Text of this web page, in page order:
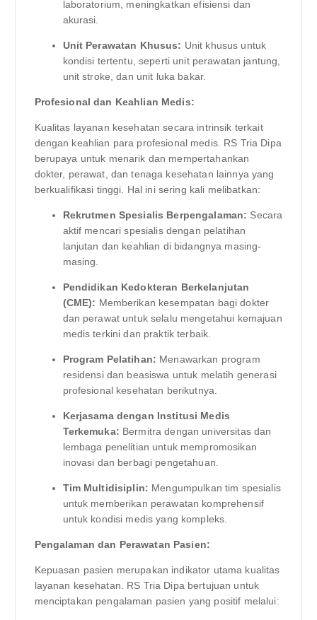
laboratorium, meningkatkan efisiensi dan
akurasi.
Unit Perawatan Khusus: Unit khusus untuk
kondisi tertentu, seperti unit perawatan jantung,
unit stroke, dan unit luka bakar.
Profesional dan Keahlian Medis:
Kualitas layanan kesehatan secara intrinsik terkait
dengan keahlian para profesional medis. RS Tria Dipa
berupaya untuk menarik dan mempertahankan
dokter, perawat, dan tenaga kesehatan lainnya yang
berkualifikasi tinggi. Hal ini sering kali melibatkan:
Rekrutmen Spesialis Berpengalaman: Secara
aktif mencari spesialis dengan pelatihan
lanjutan dan keahlian di bidangnya masing-
masing.
Pendidikan Kedokteran Berkelanjutan
(CME): Memberikan kesempatan bagi dokter
dan perawat untuk selalu mengetahui kemajuan
medis terkini dan praktik terbaik.
Program Pelatihan: Menawarkan program
residensi dan beasiswa untuk melatih generasi
profesional kesehatan berikutnya.
Kerjasama dengan Institusi Medis
Terkemuka: Bermitra dengan universitas dan
lembaga penelitian untuk mempromosikan
inovasi dan berbagi pengetahuan.
Tim Multidisiplin: Mengumpulkan tim spesialis
untuk memberikan perawatan komprehensif
untuk kondisi medis yang kompleks.
Pengalaman dan Perawatan Pasien:
Kepuasan pasien merupakan indikator utama kualitas
layanan kesehatan. RS Tria Dipa bertujuan untuk
menciptakan pengalaman pasien yang positif melalui: